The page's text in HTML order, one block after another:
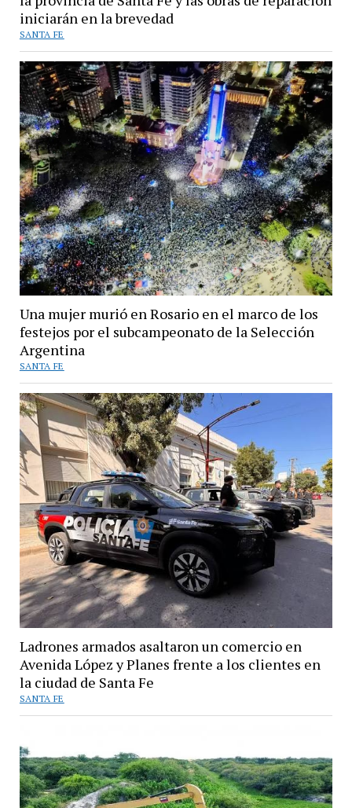
iniciarán en la brevedad
SANTA FE
Una mujer murió en Rosario en el marco de los
festejos por el subcampeonato de la Selección
Argentina
SANTA FE
Ladrones armados asaltaron un comercio en
Avenida López y Planes frente a los clientes en
la ciudad de Santa Fe
SANTA FE